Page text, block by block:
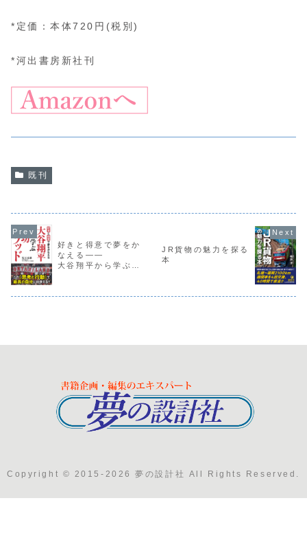
*定価：本体720円(税別)
*河出書房新社刊
既刊
好きと得意で夢をか
なえる——
大谷翔平から学ぶ成
JR貨物の魅力を探る
本
Copyright © 2015-2026 夢の設計社 All Rights Reserved.